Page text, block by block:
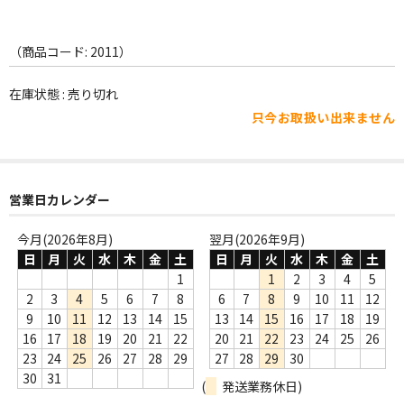
FOLK,SSW
レア盤（1万円以上）
Webのみ no.1
Webのみ no.2
Webのみ no.3
Webのみ no.4
売り切れ
（商品コード: 2011）
在庫状態 : 売り切れ
只今お取扱い出来ません
営業日カレンダー
今月(2026年8月)
日
月 火 水 木 金
土
1
2
3 4 5 6 7
8
9
10 11 12 13 14
15
16
17 18 19 20 21
22
23
24 25 26 27 28
29
30
31
翌月(2026年9月)
日
月 火 水 木 金
土
1
2 3 4
5
6
7 8 9 10 11
12
13
14 15 16 17 18
19
20
21 22 23 24 25
26
27
28 29
30
(
発送業務休日)